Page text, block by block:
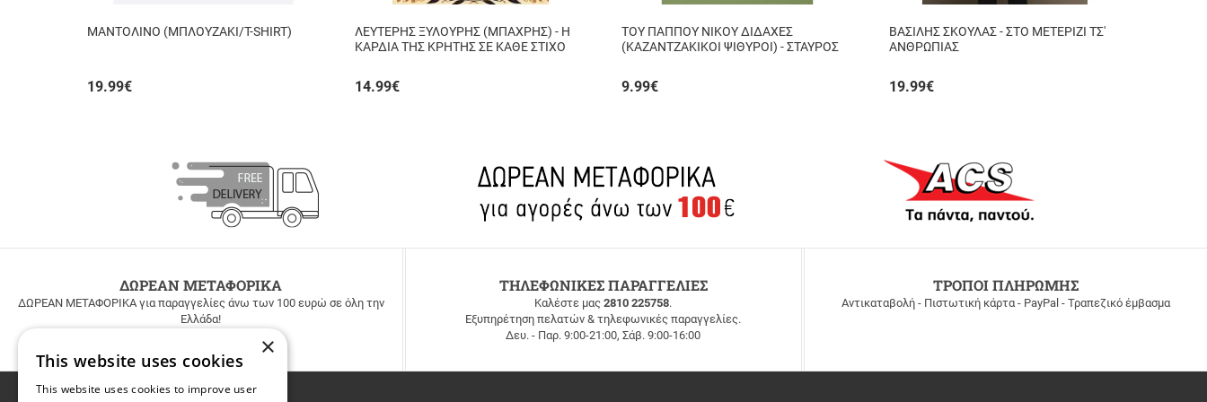
ΜΑΝΤΟΛΙΝΟ (ΜΠΛΟΥΖΑΚΙ/T-SHIRT)
19.99€
ΛΕΥΤΕΡΗΣ ΞΥΛΟΥΡΗΣ (ΜΠΑΧΡΗΣ) - Η
ΚΑΡΔΙΑ ΤΗΣ ΚΡΗΤΗΣ ΣΕ ΚΑΘΕ ΣΤΙΧΟ
14.99€
ΤΟΥ ΠΑΠΠΟΥ ΝΙΚΟΥ ΔΙΔΑΧΕΣ
(ΚΑΖΑΝΤΖΑΚΙΚΟΙ ΨΙΘΥΡΟΙ) - ΣΤΑΥΡΟΣ
9.99€
ΒΑΣΙΛΗΣ ΣΚΟΥΛΑΣ - ΣΤΟ ΜΕΤΕΡΙΖΙ ΤΣ'
ΑΝΘΡΩΠΙΑΣ
19.99€
ΔΩΡΕΑΝ ΜΕΤΑΦΟΡΙΚΑ
ΔΩΡΕΑΝ ΜΕΤΑΦΟΡΙΚΑ για παραγγελίες άνω των 100 ευρώ σε όλη την
Ελλάδα!
ΤΗΛΕΦΩΝΙΚΕΣ ΠΑΡΑΓΓΕΛΙΕΣ
Καλέστε μας2810 225758.
Εξυπηρέτηση πελατών & τηλεφωνικές παραγγελίες.
Δευ. - Παρ. 9:00-21:00, Σάβ. 9:00-16:00
ΤΡΟΠΟΙ ΠΛΗΡΩΜΗΣ
Αντικαταβολή - Πιστωτική κάρτα - PayPal - Τραπεζικό έμβασμα
×
This website uses cookies
This website uses cookies to improve user